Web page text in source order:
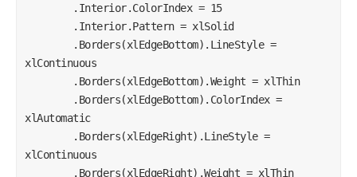
xlContinuous
            .Borders(xlEdgeRight).Weight = xlThin
            .Borders(xlEdgeRight).ColorIndex =
xlAutomatic
            .HorizontalAlignment = xlCenter
            .Interior.PatternColorIndex =
xlAutomatic
            .Interior.ThemeColor =
xlThemeColorDark1
xlContinuous
xlAutomatic
xlContinuous